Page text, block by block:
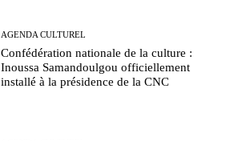
AGENDA CULTUREL
Confédération nationale de la culture :
Inoussa Samandoulgou officiellement
installé à la présidence de la CNC